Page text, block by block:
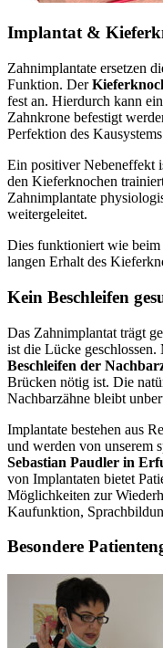
Implantat &
Zahnimplantate ersetzen
Funktion. Der
fest an. Hierdurch kann
Zahnkrone befestigt
Perfektion des
Ein positiver Nebeneffekt
den Kieferknochen
Zahnimplantate
weitergeleitet.
Dies funktioniert wie
langen Erhalt des
Kein Beschleifen
Das Zahnimplantat trägt
ist die Lücke
Beschleifen der
Brücken nötig ist. Die
Nachbarzähne bleibt
Implantate bestehen aus
und werden von unserem
Sebastian Paudler in
von Implantaten bietet
Möglichkeiten zur
Kaufunktion,
Besondere